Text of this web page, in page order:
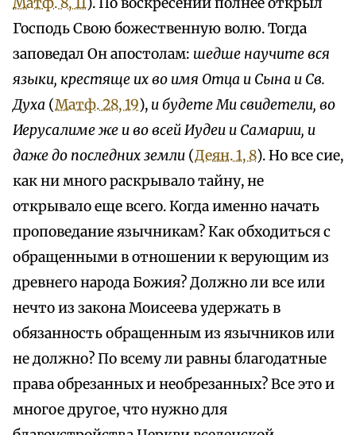
Господь Свою божественную волю. Тогда
заповедал Он апостолам: шедше научите вся
языки, крестяще их во имя Отца и Сына и Св.
Духа (Матф. 28, 19), и будете Ми свидетели, во
Иерусалиме же и во всей Иудеи и Самарии, и
даже до последних земли (Деян. 1, 8). Но все сие,
как ни много раскрывало тайну, не
открывало еще всего. Когда именно начать
проповедание язычникам? Как обходиться с
обращенными в отношении к верующим из
древнего народа Божия? Должно ли все или
нечто из закона Моисеева удержать в
обязанность обращенным из язычников или
не должно? По всему ли равны благодатные
права обрезанных и необрезанных? Все это и
многое другое, что нужно для